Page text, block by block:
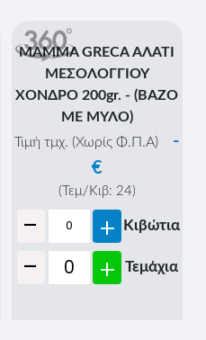
MAMMA GRECA ΑΛΑΤΙ
ΜΕΣΟΛΟΓΓΙΟΥ
ΧΟΝΔΡΟ 200gr. - (ΒΑΖΟ
ΜΕ ΜΥΛΟ)
Τιμή τμχ. (Χωρίς Φ.Π.Α)
-
€
(Τεμ/Κιβ: 24)
- + Κιβώτια
- + Τεμάχια